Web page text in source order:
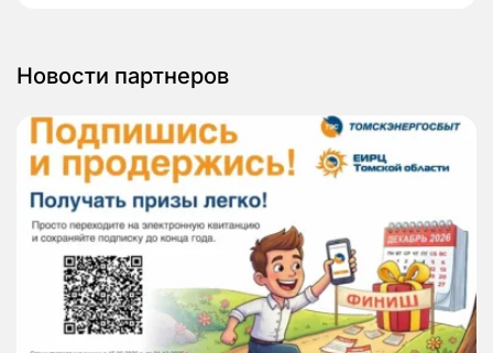
Новости партнеров